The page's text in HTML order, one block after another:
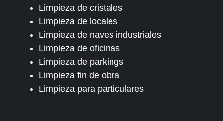
Limpieza de cristales
Limpieza de locales
Limpieza de naves industriales
Limpieza de oficinas
Limpieza de parkings
Limpieza fin de obra
Limpieza para particulares